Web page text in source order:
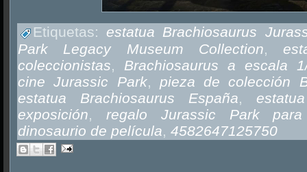
Etiquetas: estatua Brachiosaurus
Park Legacy Museum Collection,
coleccionistas, Brachiosaurus a escala
cine Jurassic Park, pieza de colección
estatua Brachiosaurus España,
exposición, regalo Jurassic Park para
dinosaurio de película, 4582647125750